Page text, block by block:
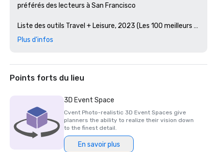
préférés des lecteurs à San Francisco
Liste des outils Travel + Leisure, 2023 (Les 100 meilleurs
nouveaux hôtels du monde)
Les meilleurs bars d'Amérique, Esquire 2024
Guide Michelin, 2024 (restaurations d'hôtels préférées en
2023)
Prix HSMAI Adrian, 2024
Finaliste du prix Stella du Northstar Meetings Group, 2023
Plus d'infos
Points forts du lieu
3D Event Space
Cvent Photo-realistic 3D Event Spaces give
planners the ability to realize their vision down
to the finest detail.
En savoir plus